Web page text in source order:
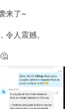
来了~
人震撼。